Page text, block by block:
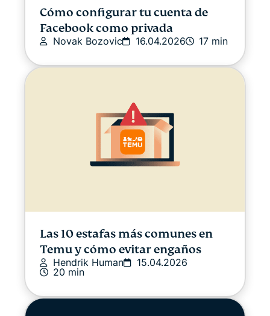
Cómo configurar tu cuenta de
Facebook como privada
Novak Bozovic 16.04.2026 17 min
Las 10 estafas más comunes en
Temu y cómo evitar engaños
Hendrik Human
15.04.2026
20 min